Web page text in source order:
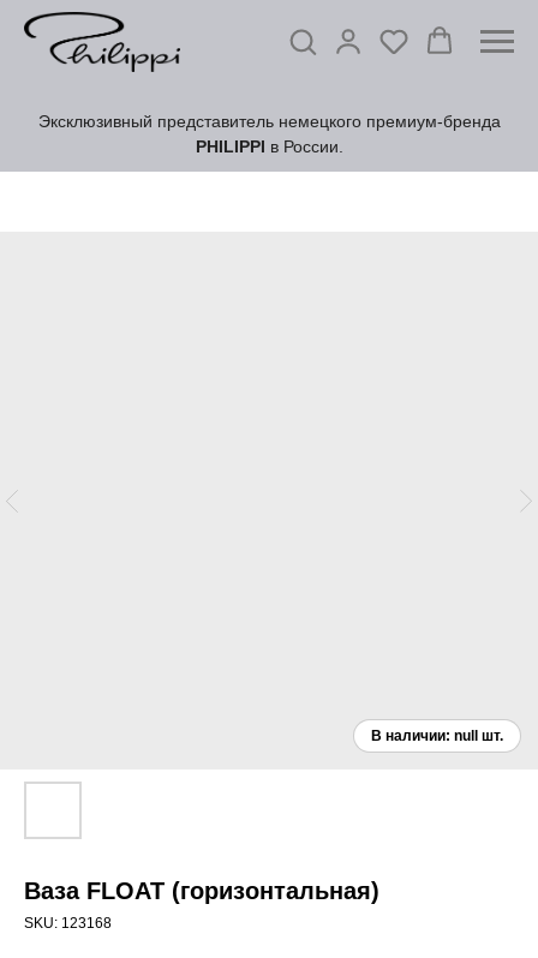
Эксклюзивный представитель немецкого премиум-бренда
PHILIPPI в России.
Ваза FLOAT (горизонтальная)
SKU: 123168